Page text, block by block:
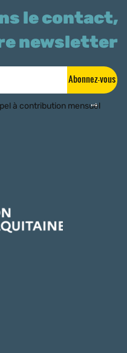
le contact,
newsletter
Abonnez-vous
à contribution mensuel